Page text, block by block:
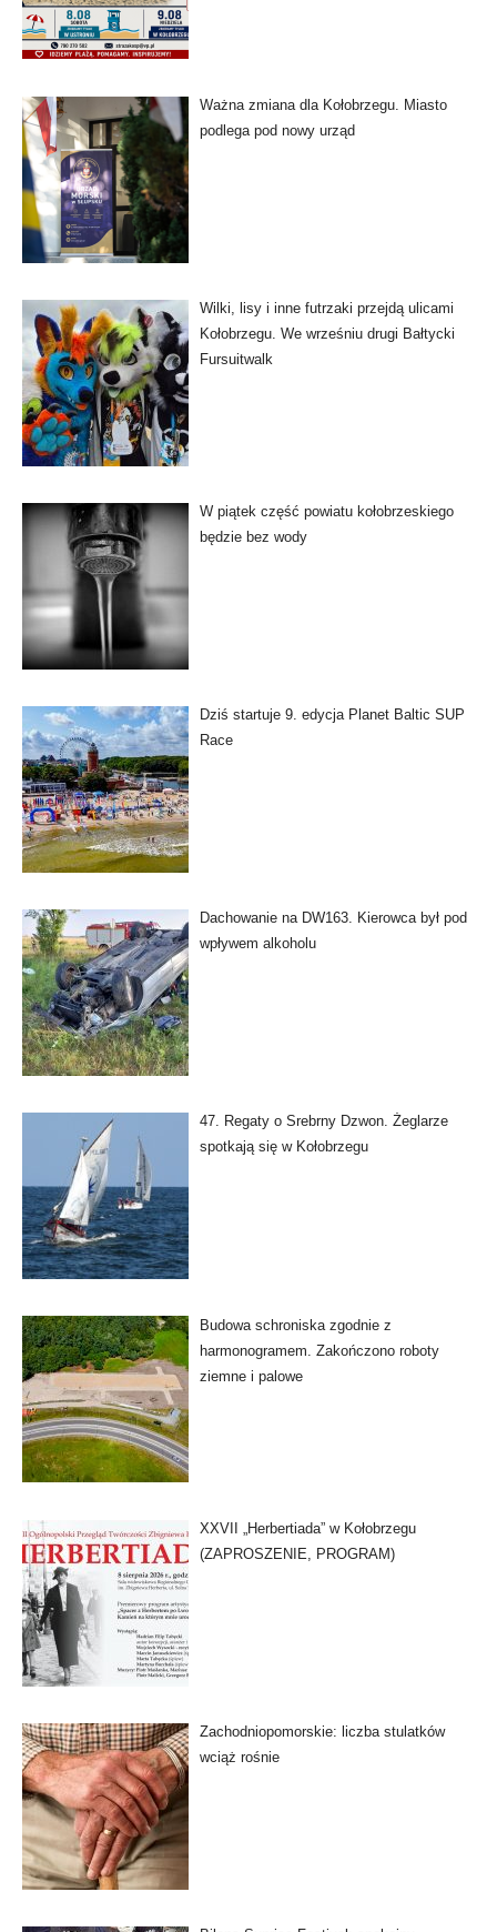
Ważna zmiana dla Kołobrzegu. Miasto
podlega pod nowy urząd
Wilki, lisy i inne futrzaki przejdą ulicami
Kołobrzegu. We wrześniu drugi Bałtycki
Fursuitwalk
W piątek część powiatu kołobrzeskiego
będzie bez wody
Dziś startuje 9. edycja Planet Baltic SUP
Race
Dachowanie na DW163. Kierowca był pod
wpływem alkoholu
47. Regaty o Srebrny Dzwon. Żeglarze
spotkają się w Kołobrzegu
Budowa schroniska zgodnie z
harmonogramem. Zakończono roboty
ziemne i palowe
XXVII „Herbertiada” w Kołobrzegu
(ZAPROSZENIE, PROGRAM)
Zachodniopomorskie: liczba stulatków
wciąż rośnie